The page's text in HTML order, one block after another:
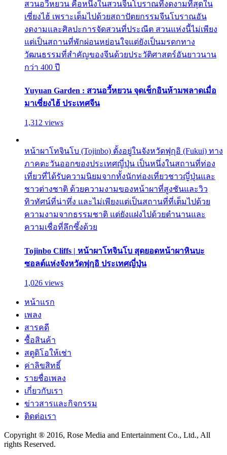
สวนอวี้หยวน คือหนึ่งในสวนจีนโบราณที่งดงามที่สุดใน
เซี่ยงไฮ้ เพราะเต็มไปด้วยสถาปัตยกรรมจีนโบราณอัน
งดงามและศิลปะการจัดสวนที่ประณีต สวนแห่งนี้ไม่เพียง
แต่เป็นสถานที่พักผ่อนหย่อนใจแต่ยังเป็นมรดกทาง
วัฒนธรรมที่สำคัญของจีนด้วยประวัติศาสตร์อันยาวนาน
กว่า 400 ปี
Yuyuan Garden : สวนอวี้หยวน จุดเช็กอินห้ามพลาดเมื่อ
มาเซี่ยงไฮ้ ประเทศจีน
1,312 views
หน้าผาโทจินโบ (Tojinbo) ตั้งอยู่ในจังหวัดฟุกุอิ (Fukui) ทาง
ภาคตะวันออกของประเทศญี่ปุ่น เป็นหนึ่งในสถานที่ท่อง
เที่ยวที่ได้รับความนิยมจากทั้งนักท่องเที่ยวชาวญี่ปุ่นและ
ชาวต่างชาติ ด้วยความงามของหน้าผาที่สูงชันและวิว
ทิวทัศน์ที่น่าทึ่ง และไม่เพียงแต่เป็นสถานที่ที่เต็มไปด้วย
ความงามจากธรรมชาติ แต่ยังแฝงไปด้วยตำนานและ
ความเชื่อที่ลึกซึ้งด้วย
Tojinbo Cliffs | หน้าผาโทจินโบ สุดยอดหน้าผาหินบะ
ซอลต์แห่งจังหวัดฟุกุอิ ประเทศญี่ปุ่น
1,026 views
หน้าแรก
เพลง
สารคดี
ซื้อสินค้า
สตูดิโอให้เช่า
ค่าลิขสิทธิ์
รายชื่อเพลง
เกี่ยวกับเรา
ข่าวสารและกิจกรรม
ติดต่อเรา
Copyright ® 2016, Rose Media and Entertainment Co., Ltd., All
rights Reserved.